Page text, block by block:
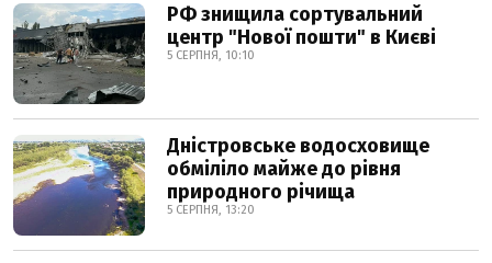
РФ знищила сортувальний
центр "Нової пошти" в Києві
5 СЕРПНЯ, 10:10
Дністровське водосховище
обміліло майже до рівня
природного річища
5 СЕРПНЯ, 13:20